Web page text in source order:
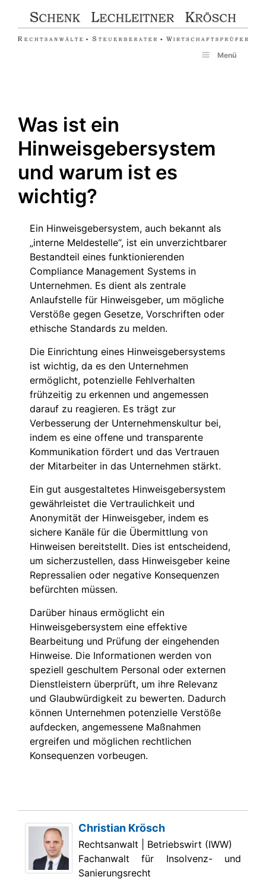
springen
Menü
Was ist ein
Hinweisgebersystem
und warum ist es
wichtig?
Ein Hinweisgebersystem, auch bekannt als
„interne Meldestelle“, ist ein unverzichtbarer
Bestandteil eines funktionierenden
Compliance Management Systems in
Unternehmen. Es dient als zentrale
Anlaufstelle für Hinweisgeber, um mögliche
Verstöße gegen Gesetze, Vorschriften oder
ethische Standards zu melden.
Die Einrichtung eines Hinweisgebersystems
ist wichtig, da es den Unternehmen
ermöglicht, potenzielle Fehlverhalten
frühzeitig zu erkennen und angemessen
darauf zu reagieren. Es trägt zur
Verbesserung der Unternehmenskultur bei,
indem es eine offene und transparente
Kommunikation fördert und das Vertrauen
der Mitarbeiter in das Unternehmen stärkt.
Ein gut ausgestaltetes Hinweisgebersystem
gewährleistet die Vertraulichkeit und
Anonymität der Hinweisgeber, indem es
sichere Kanäle für die Übermittlung von
Hinweisen bereitstellt. Dies ist entscheidend,
um sicherzustellen, dass Hinweisgeber keine
Repressalien oder negative Konsequenzen
befürchten müssen.
Darüber hinaus ermöglicht ein
Hinweisgebersystem eine effektive
Bearbeitung und Prüfung der eingehenden
Hinweise. Die Informationen werden von
speziell geschultem Personal oder externen
Dienstleistern überprüft, um ihre Relevanz
und Glaubwürdigkeit zu bewerten. Dadurch
können Unternehmen potenzielle Verstöße
aufdecken, angemessene Maßnahmen
ergreifen und möglichen rechtlichen
Konsequenzen vorbeugen.
Christian Krösch
Rechtsanwalt | Betriebswirt (IWW)
Fachanwalt für Insolvenz- und
Sanierungsrecht